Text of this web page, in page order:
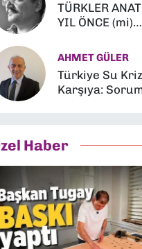
TÜRKLER
YIL ÖNCE (mi)
AHMET GÜLER
Türkiye Su
Karşıya:
Haber